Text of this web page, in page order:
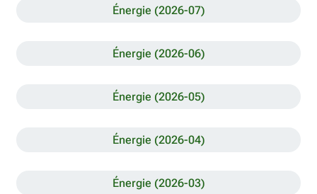
Énergie (2026-07)
Énergie (2026-06)
Énergie (2026-05)
Énergie (2026-04)
Énergie (2026-03)